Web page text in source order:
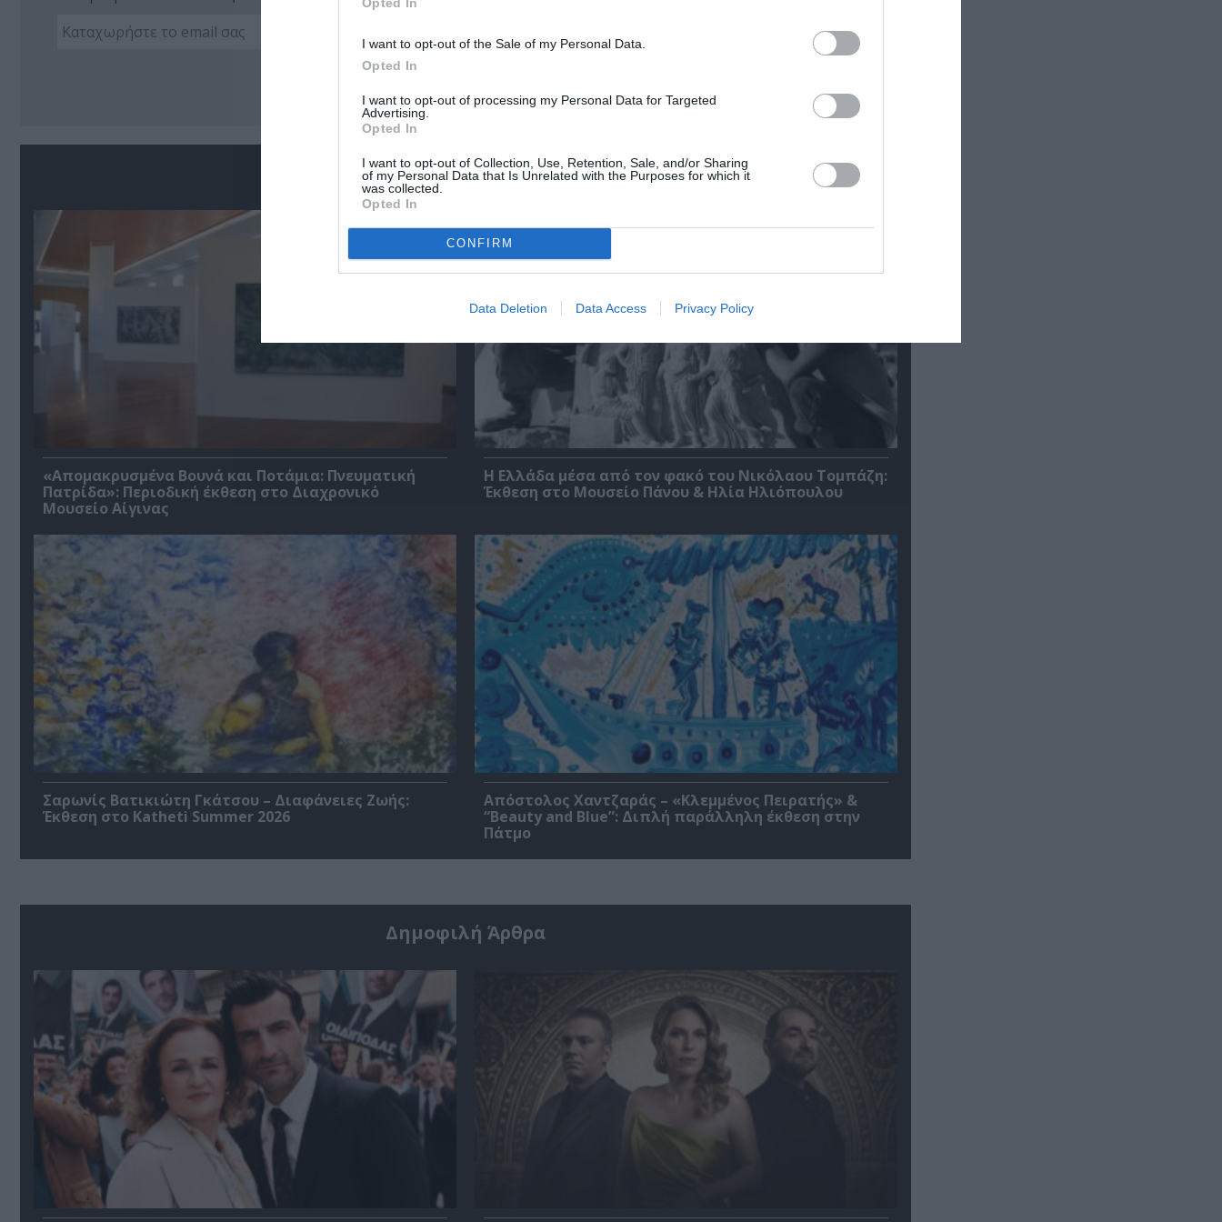
I want to opt-out of the Sale of my Personal Data.
Opted In
I want to opt-out of processing my Personal Data for Targeted
Advertising.
Opted In
I want to opt-out of Collection, Use, Retention, Sale, and/or Sharing
of my Personal Data that Is Unrelated with the Purposes for which it
was collected.
Opted In
CONFIRM
Data Deletion Data Access Privacy Policy
Ακολουθήστε το Culturenow.gr
Σχετικά Άρθρα
«Απομακρυσμένα Βουνά και Ποτάμια: Πνευματική
Πατρίδα»: Περιοδική έκθεση στο Διαχρονικό
Μουσείο Αίγινας
Η Ελλάδα μέσα από τον φακό του Νικόλαου Τομπάζη:
Έκθεση στο Μουσείο Πάνου & Ηλία Ηλιόπουλου
Σαρωνίς Βατικιώτη Γκάτσου – Διαφάνειες Ζωής:
Έκθεση στο Katheti Summer 2026
Απόστολος Χαντζαράς – «Κλεμμένος Πειρατής» &
“Beauty and Blue”: Διπλή παράλληλη έκθεση στην
Πάτμο
Δημοφιλή Άρθρα